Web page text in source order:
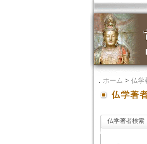
． ホーム > 仏学
仏学著者検索